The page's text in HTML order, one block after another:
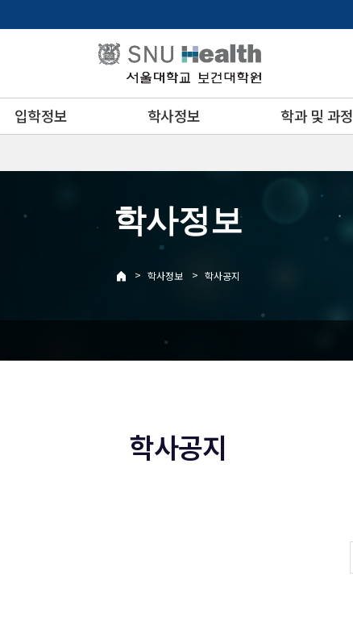
입학정보 학사정보 학과 및 과정
학사정보
> 학사정보 > 학사공지
학사공지